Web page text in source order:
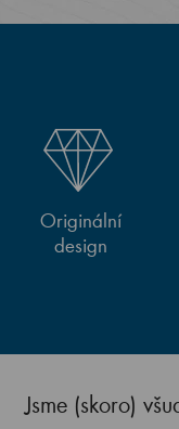
Originální
design
Jsme (skoro)